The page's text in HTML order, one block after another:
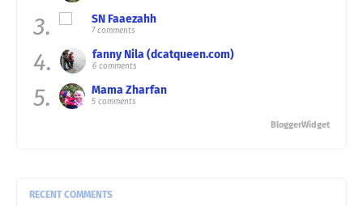
3. SN Faaezahh
7 comments
4. fanny Nila (dcatqueen.com)
6 comments
5. Mama Zharfan
5 comments
BloggerWidget
RECENT COMMENTS